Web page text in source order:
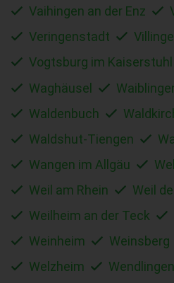
Vaihingen an der Enz
Veringenstadt
Vogtsburg im Kaiserstuhl
Waghäusel
Waldenbuch
Waldshut-Tiengen
Wangen im Allgäu
Weil am Rhein
Weil
Weilheim an der Teck
Weinheim
Weinsberg
Welzheim